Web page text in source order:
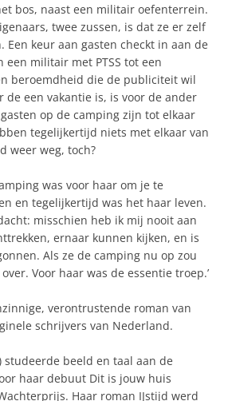
bos, naast een militair oefenterrein.
twee zussen, is dat ze er zelf
Een keur aan gasten checkt in aan de
militair met PTSS tot een
beroemdheid die de publiciteit wil
de een vakantie is, is voor de ander
op de camping zijn tot elkaar
tegelijkertijd niets met elkaar van
weer weg, toch?
was voor haar om je te
en tegelijkertijd was het haar leven.
misschien heb ik mij nooit aan
ernaar kunnen kijken, en is
Als ze de camping nu op zou
Voor haar was de essentie troep.’
verontrustende roman van
schrijvers van Nederland.
studeerde beeld en taal aan de
haar debuut Dit is jouw huis
Haar roman IJstijd werd